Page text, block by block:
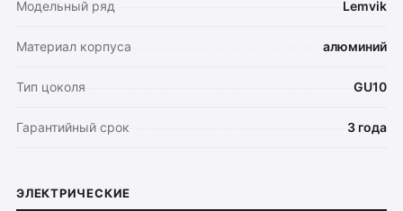
Модельный ряд Lemvik
Материал корпуса алюминий
Тип цоколя GU10
Гарантийный срок 3 года
ЭЛЕКТРИЧЕСКИЕ
Доставка